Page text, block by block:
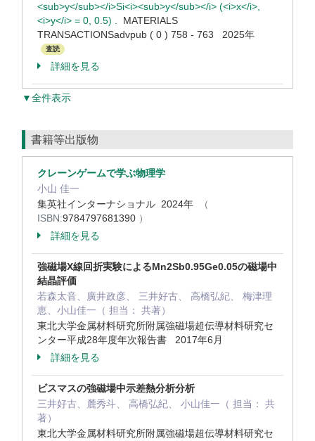
<sub>y</sub></i>Si<i><sub>y</sub></i> (<i>x</i>,
<i>y</i> = 0, 0.5) . MATERIALS
TRANSACTIONSadvpub ( 0 ) 758 - 763 2025年
査読
詳細を見る
▼全件表示
書籍等出版物
クレーンゲームで学ぶ物理学
小山 佳一
集英社インターナショナル 2024年
（
ISBN:9784797681390 ）
詳細を見る
強磁場X線回折実験によるMn2Sb0.95Ge0.05の磁場中
結晶評価
若森太音、廣井政彦、 三井好古、 高橋弘紀、 梅津理
恵、小山佳一（ 担当： 共著）
東北大学金属材料研究所附属強磁場超伝導材料研究セ
ンター平成28年度年次報告書 2017年6月
詳細を見る
ビスマスの強磁場中示差熱分析分析
三井好古、麓秀斗、 高橋弘紀、 小山佳一（ 担当： 共
著）
東北大学金属材料研究所附属強磁場超伝導材料研究セ